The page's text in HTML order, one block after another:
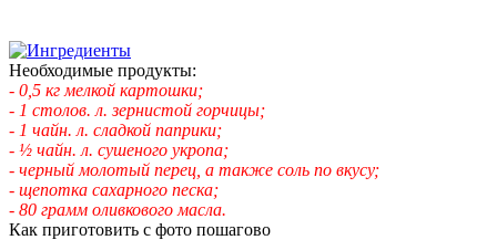
Необходимые продукты:
- 0,5 кг мелкой картошки;
- 1 столов. л. зернистой горчицы;
- 1 чайн. л. сладкой паприки;
- ½ чайн. л. сушеного укропа;
- черный молотый перец, а также соль по вкусу;
- щепотка сахарного песка;
- 80 грамм оливкового масла.
Как приготовить с фото пошагово